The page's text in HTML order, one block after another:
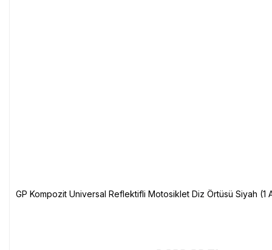
GP Kompozit Universal Reflektifli Motosiklet Diz Örtüsü Siyah